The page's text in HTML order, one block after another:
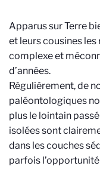
Apparus sur Terre
et leurs cousines
complexe et
d’années.
Régulièrement, de
paléontologiques
plus le lointain
isolées sont
dans les couches
parfois